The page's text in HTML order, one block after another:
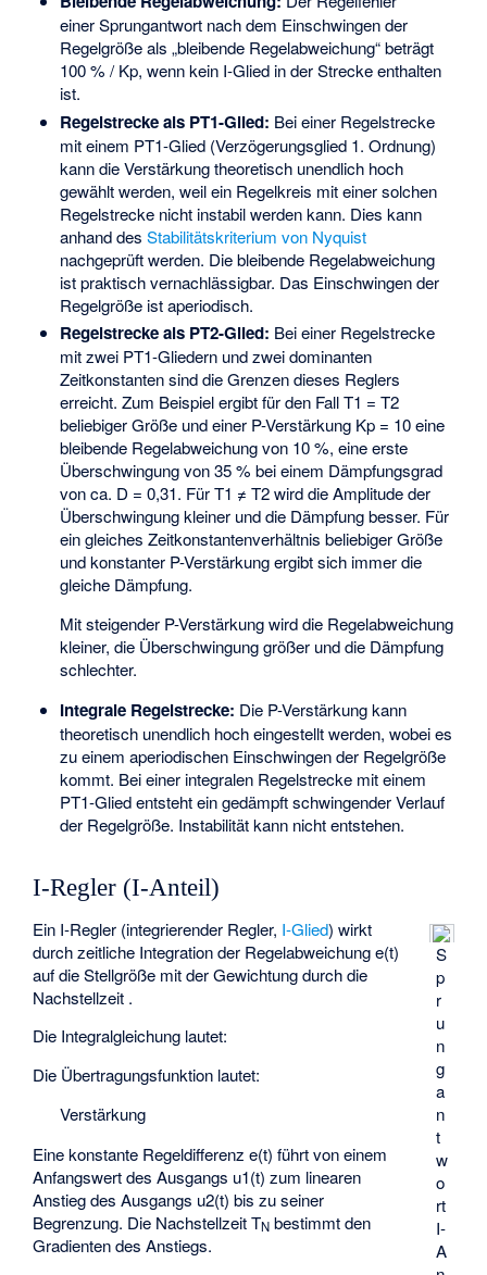
einer Sprungantwort nach dem Einschwingen der
Regelgröße als „bleibende Regelabweichung“ beträgt
100 % / Kp, wenn kein I-Glied in der Strecke enthalten
ist.
Regelstrecke als PT1-Glied: Bei einer Regelstrecke
mit einem PT1-Glied (Verzögerungsglied 1. Ordnung)
kann die Verstärkung theoretisch unendlich hoch
gewählt werden, weil ein Regelkreis mit einer solchen
Regelstrecke nicht instabil werden kann. Dies kann
anhand des Stabilitätskriterium von Nyquist
nachgeprüft werden. Die bleibende Regelabweichung
ist praktisch vernachlässigbar. Das Einschwingen der
Regelgröße ist aperiodisch.
Regelstrecke als PT2-Glied: Bei einer Regelstrecke
mit zwei PT1-Gliedern und zwei dominanten
Zeitkonstanten sind die Grenzen dieses Reglers
erreicht. Zum Beispiel ergibt für den Fall T1 = T2
beliebiger Größe und einer P-Verstärkung Kp = 10 eine
bleibende Regelabweichung von 10 %, eine erste
Überschwingung von 35 % bei einem Dämpfungsgrad
von ca. D = 0,31. Für T1 ≠ T2 wird die Amplitude der
Überschwingung kleiner und die Dämpfung besser. Für
ein gleiches Zeitkonstantenverhältnis beliebiger Größe
und konstanter P-Verstärkung ergibt sich immer die
gleiche Dämpfung.
Mit steigender P-Verstärkung wird die Regelabweichung
kleiner, die Überschwingung größer und die Dämpfung
schlechter.
Integrale Regelstrecke: Die P-Verstärkung kann
theoretisch unendlich hoch eingestellt werden, wobei es
zu einem aperiodischen Einschwingen der Regelgröße
kommt. Bei einer integralen Regelstrecke mit einem
PT1-Glied entsteht ein gedämpft schwingender Verlauf
der Regelgröße. Instabilität kann nicht entstehen.
I-Regler (I-Anteil)
S
p
r
u
n
g
a
n
t
w
o
rt
I-
A
Ein I-Regler (integrierender Regler, I-Glied) wirkt
durch zeitliche Integration der Regelabweichung e(t)
auf die Stellgröße mit der Gewichtung durch die
Nachstellzeit .
Die Integralgleichung lautet:
Die Übertragungsfunktion lautet:
Verstärkung
Eine konstante Regeldifferenz e(t) führt von einem
Anfangswert des Ausgangs u1(t) zum linearen
Anstieg des Ausgangs u2(t) bis zu seiner
Begrenzung. Die Nachstellzeit TN bestimmt den
Gradienten des Anstiegs.